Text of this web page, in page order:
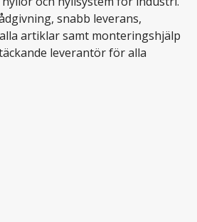
snabb leverans,
artiklar samt monteringshjälp
leverantör för alla